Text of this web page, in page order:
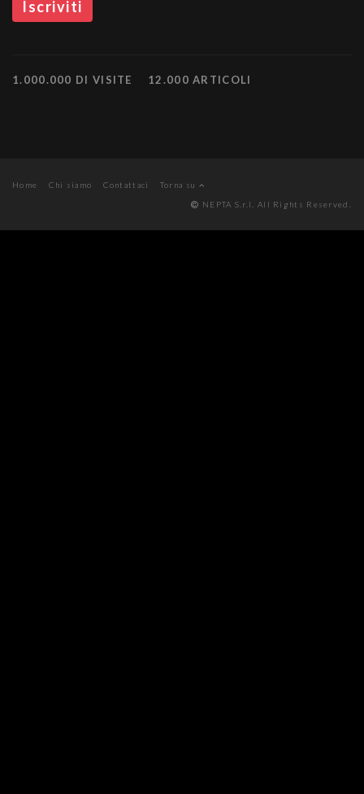
1.000.000 DI VISITE 12.000 ARTICOLI
Home Chi siamo Contattaci
Torna su
NEPTA S.r.l. All Rights Reserved.